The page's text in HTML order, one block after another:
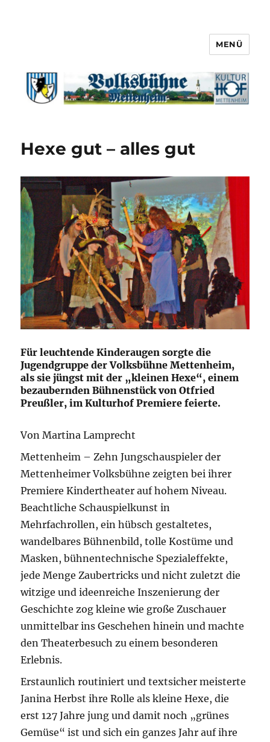
MENÜ
Hexe gut – alles gut
Für leuchtende Kinderaugen sorgte die
Jugendgruppe der Volksbühne Mettenheim,
als sie jüngst mit der „kleinen Hexe“, einem
bezaubernden Bühnenstück von Otfried
Preußler, im Kulturhof Premiere feierte.
Von Martina Lamprecht
Mettenheim – Zehn Jungschauspieler der
Mettenheimer Volksbühne zeigten bei ihrer
Premiere Kindertheater auf hohem Niveau.
Beachtliche Schauspielkunst in
Mehrfachrollen, ein hübsch gestaltetes,
wandelbares Bühnenbild, tolle Kostüme und
Masken, bühnentechnische Spezialeffekte,
jede Menge Zaubertricks und nicht zuletzt die
witzige und ideenreiche Inszenierung der
Geschichte zog kleine wie große Zuschauer
unmittelbar ins Geschehen hinein und machte
den Theaterbesuch zu einem besonderen
Erlebnis.
Erstaunlich routiniert und textsicher meisterte
Janina Herbst ihre Rolle als kleine Hexe, die
erst 127 Jahre jung und damit noch „grünes
Gemüse“ ist und sich ein ganzes Jahr auf ihre